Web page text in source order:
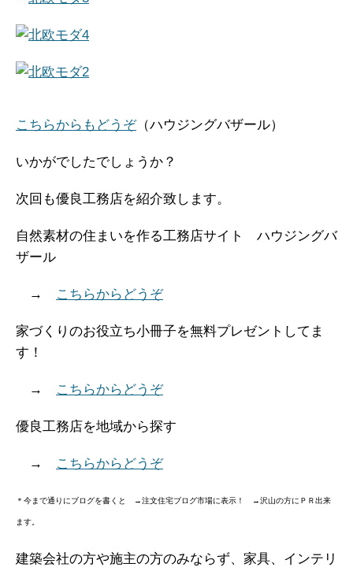
こちらからもどうぞ（ハウジングバザール）
いかがでしたでしょうか？
次回も優良工務店を紹介致します。
自然素材の住まいを作る工務店サイト ハウジングバ
ザール
→ こちらからどうぞ
家づくりのお役立ち小冊子を無料プレゼントしてま
す！
→ こちらからどうぞ
優良工務店を地域から探す
→ こちらからどうぞ
＊今まで通りにブログを書くと →注文住宅ブログ市場に表示！ →沢山の方にＰＲ出来
ます。
建築会社の方や施主の方のみならず、家具、インテリ